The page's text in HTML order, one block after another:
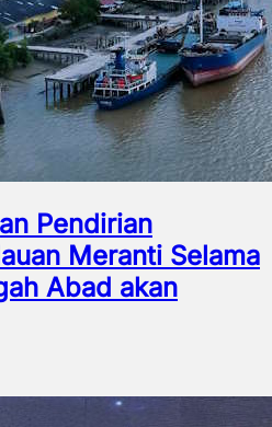
Pendirian
Meranti Selama
Abad akan